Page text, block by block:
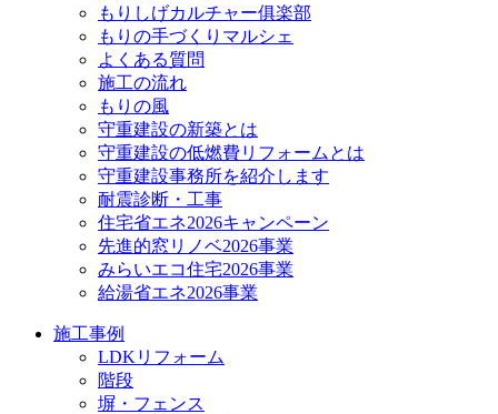
もりしげカルチャー俱楽部
もりの手づくりマルシェ
よくある質問
施工の流れ
もりの風
守重建設の新築とは
守重建設の低燃費リフォームとは
守重建設事務所を紹介します
耐震診断・工事
住宅省エネ2026キャンペーン
先進的窓リノベ2026事業
みらいエコ住宅2026事業
給湯省エネ2026事業
施工事例
LDKリフォーム
階段
塀・フェンス